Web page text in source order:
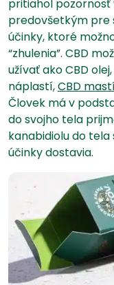
pritiahol
predovšetkým pre
účinky, ktoré
“zhulenia”. CBD
užívať ako CBD
náplastí,CBD
Človek má v
do svojho tela
kanabidiolu do tela
účinky dostavia.